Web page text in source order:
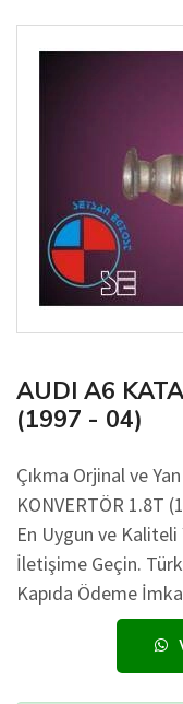
AUDI A6
(1997 - 04)
Çıkma Orjinal ve
KONVERTÖR 1.8T
En Uygun ve
İletişime Geçin.
Kapıda Ödeme